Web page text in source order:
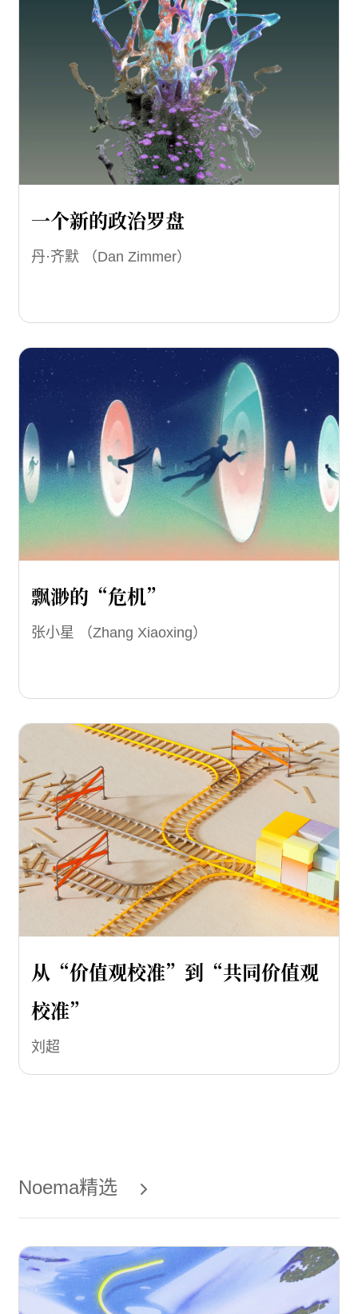
一个新的政治罗盘
丹·齐默 （Dan Zimmer）
飘渺的“危机”
张小星 （Zhang Xiaoxing）
从“价值观校准”到“共同价值观
校准”
刘超
Noema精选